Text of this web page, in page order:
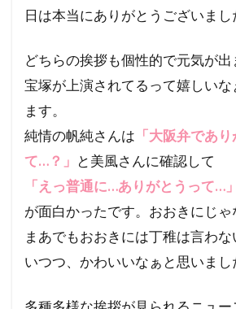
日は本当にありがとうございまし
どちらの挨拶も個性的で元気が出
宝塚が上演されてるって嬉しい
ます。
純情の帆純さんは 「大阪弁であ
て…？」 と美風さんに確認して
「えっ普通に…ありがとうって…」
が面白かったです。おおきにじゃ
まあでもおおきには丁稚は言わ
いつつ、かわいいなぁと思いまし